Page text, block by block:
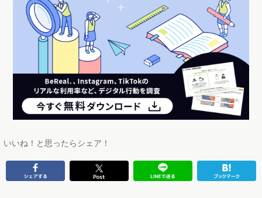
いいね！と思ったらシェア！